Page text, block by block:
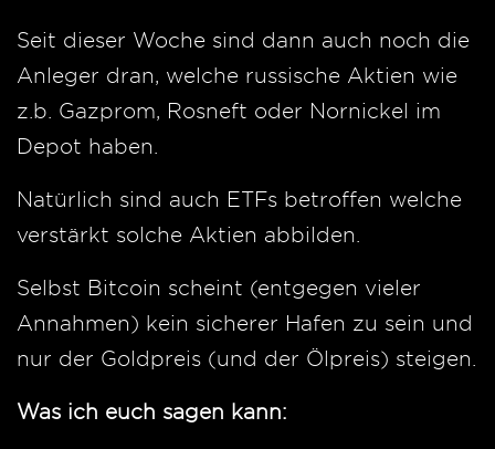
Seit dieser Woche sind dann auch noch die
Anleger dran, welche russische Aktien wie
z.b. Gazprom, Rosneft oder Nornickel im
Depot haben.
Natürlich sind auch ETFs betroffen welche
verstärkt solche Aktien abbilden.
Selbst Bitcoin scheint (entgegen vieler
Annahmen) kein sicherer Hafen zu sein und
nur der Goldpreis (und der Ölpreis) steigen.
Was ich euch sagen kann: